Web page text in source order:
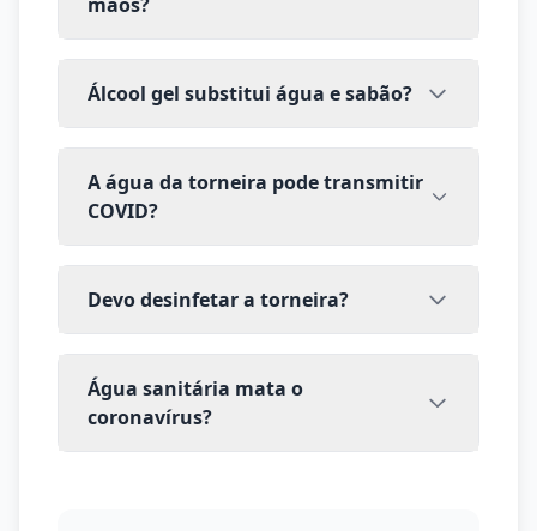
Álcool gel substitui água e sabão?
A água da torneira pode transmitir
COVID?
Devo desinfetar a torneira?
Água sanitária mata o
coronavírus?